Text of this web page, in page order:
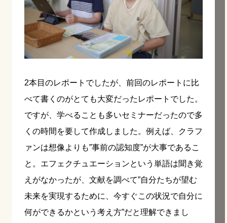
2本目のレポートでしたが、前回のレポートに比
べて書くのがとても大変だったレポートでした。
ですが、学べることも多いセミナーだったので多
くの時間を要して作成しました。例えば、クラフ
ァンは想像よりも”事前の認知度”が大事であるこ
と。エフェクチュエーションという単語は聞き覚
えがなかったが、文献を調べて”自分たちが望む
未来を実現するために、今すぐこの状況で自分に
何ができるかという考え方”だと理解できまし